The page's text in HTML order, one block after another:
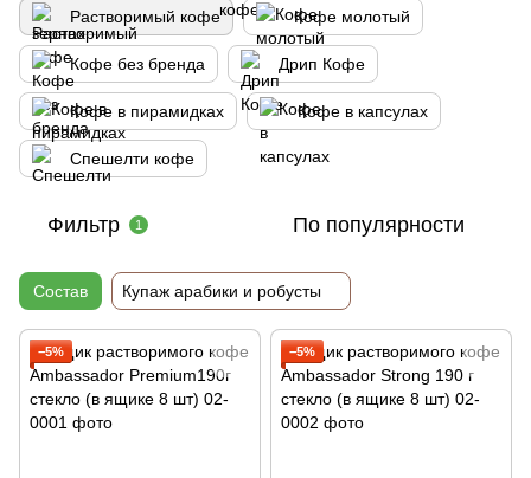
Растворимый кофе Кофе молотый
Кофе без бренда Дрип Кофе
Кофе в пирамидках Кофе в капсулах
Спешелти кофе
Фильтр 1 По популярности
Состав Купаж арабики и робусты
−5% −5%